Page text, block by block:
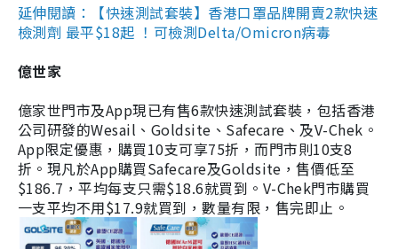
延伸閱讀：【快速測試套裝】香港口罩品牌開賣2款快速
檢測劑 最平$18起 ！可檢測Delta/Omicron病毒
億世家
億家世門市及App現已有售6款快速測試套裝，包括香港
公司研發的Wesail、Goldsite、Safecare、及V-Chek。
App限定優惠，購買10支可享75折，而門市則10支8
折。現凡於App購買Safecare及Goldsite，售價低至
$186.7，平均每支只需$18.6就買到。V-Chek門市購買
一支平均不用$17.9就買到，數量有限，售完即止。